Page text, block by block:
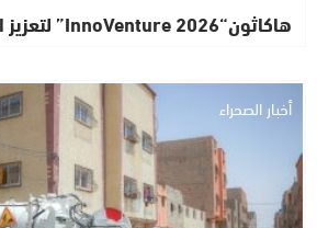
هاكاثون“InnoVenture 2026” لتعزيز الابتكار…
أخبار الصحراء